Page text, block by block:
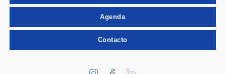
Agenda
Contacto